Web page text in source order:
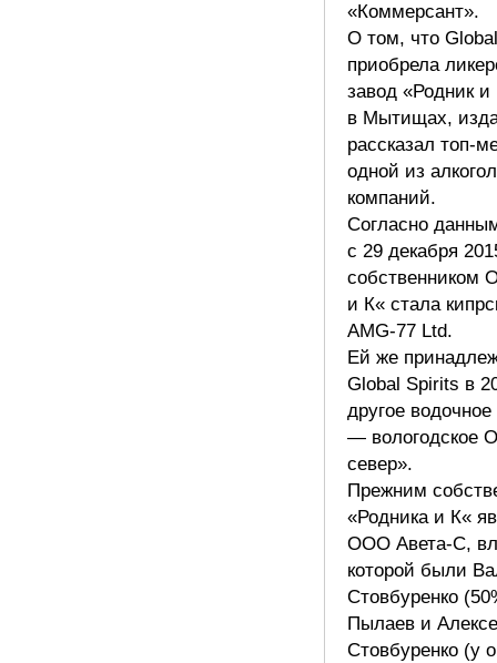
«Коммерсант».
О том, что
приобрела
завод «Родник и
в Мытищах,
рассказал топ-
одной из
компаний.
Согласно
с 29 декабря
собственником
и К« стала
AMG-77 Ltd.
Ей же
Global Spirits в
другое
— вологодское
север».
Прежним
«Родника и К«
ООО Авета-С,
которой были
Стовбуренко
Пылаев и
Стовбуренко (у